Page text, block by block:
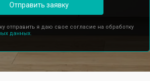
Отправить заявку
отправить я даю свое согласие на обработку
данных.